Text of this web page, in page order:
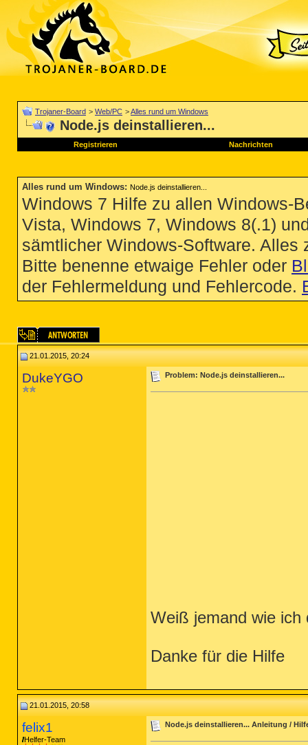
Trojaner-Board > Web/PC >Alles rund um Windows
Node.js deinstallieren...
Registrieren Nachrichten
Alles rund um Windows: Node.js deinstallieren...
Windows 7 Hilfe zu allen Windows-
Vista, Windows 7, Windows 8(.1)
sämtlicher Windows-Software.
Bitte benenne etwaige Fehler oder
der Fehlermeldung und Fehlercode.
21.01.2015, 20:24
DukeYGO Problem: Node.js deinstallieren...
Weiß jemand wie ich
Danke für die Hilfe
21.01.2015, 20:58
felix1
Helfer-Team
Node.js deinstallieren... Anleitung /